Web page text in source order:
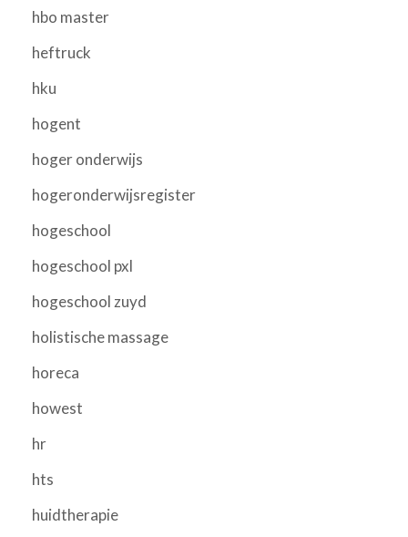
hbo master
heftruck
hku
hogent
hoger onderwijs
hogeronderwijsregister
hogeschool
hogeschool pxl
hogeschool zuyd
holistische massage
horeca
howest
hr
hts
huidtherapie